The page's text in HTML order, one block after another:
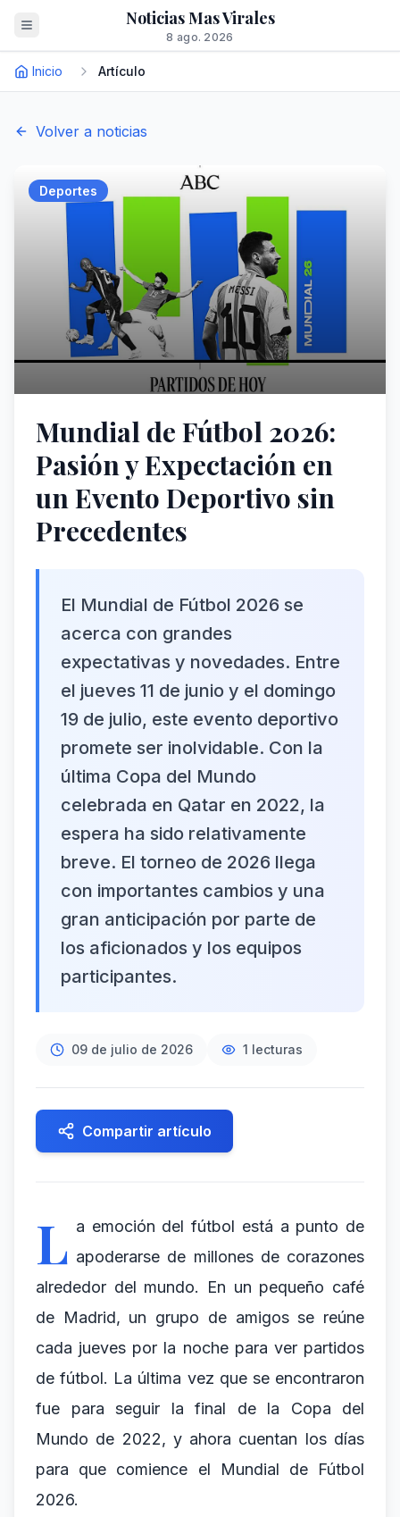
Noticias Mas Virales
8 ago. 2026
Inicio Artículo
Volver a noticias
Deportes
Mundial de Fútbol 2026:
Pasión y Expectación en
un Evento Deportivo sin
Precedentes
El Mundial de Fútbol 2026 se
acerca con grandes
expectativas y novedades. Entre
el jueves 11 de junio y el domingo
19 de julio, este evento deportivo
promete ser inolvidable. Con la
última Copa del Mundo
celebrada en Qatar en 2022, la
espera ha sido relativamente
breve. El torneo de 2026 llega
con importantes cambios y una
gran anticipación por parte de
los aficionados y los equipos
participantes.
09 de julio de 2026 1 lecturas
Compartir artículo
L a emoción del fútbol está a punto de
apoderarse de millones de corazones
alrededor del mundo. En un pequeño café
de Madrid, un grupo de amigos se reúne
cada jueves por la noche para ver partidos
de fútbol. La última vez que se encontraron
fue para seguir la final de la Copa del
Mundo de 2022, y ahora cuentan los días
para que comience el Mundial de Fútbol
2026.